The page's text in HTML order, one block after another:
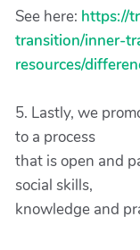
See here: https://
transition/inner-
resources/
5. Lastly, we
to a process
that is open and
social skills,
knowledge and